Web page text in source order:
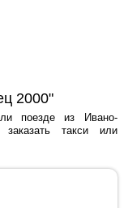
2000"
поезде из Ивано-
такси или